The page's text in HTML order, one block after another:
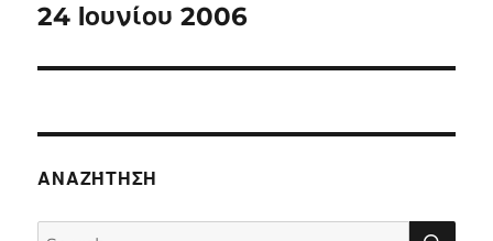
Next
24 Ιουνίου 2006
ΑΝΑΖΉΤΗΣΗ
Search